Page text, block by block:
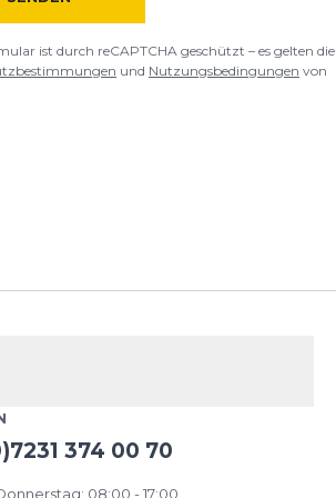
ist durch reCAPTCHA geschützt – es gelten die
und Nutzungsbedingungen von
374 00 70
08:00 - 17:00